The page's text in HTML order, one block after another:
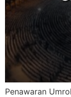
Penawaran